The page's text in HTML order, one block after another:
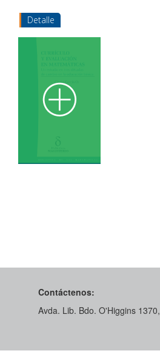
Detalle
Contáctenos:
Avda. Lib. Bdo. O'Higgins